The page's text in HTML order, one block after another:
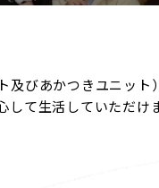
及びあかつきユニッ
て生活していただけ